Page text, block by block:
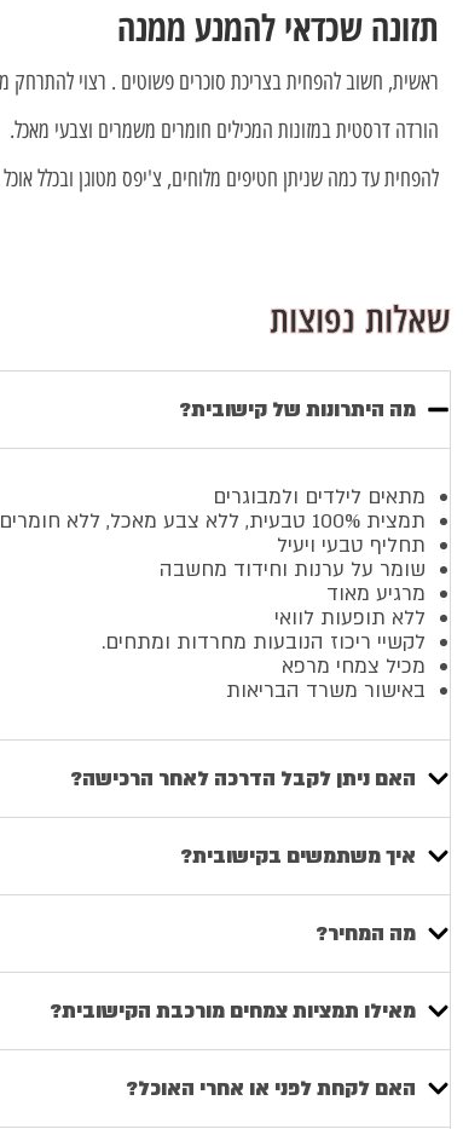
תזונה שכדאי להמנע ממנה
ראשית, חשוב להפחית בצריכת סוכרים פשוטים . רצוי להתרחק
הורדה דרסטית במזונות המכילים חומרים משמרים וצבעי מאכל.
להפחית עד כמה שניתן חטיפים מלוחים, צ'יפס מטוגן ובכלל אוכל
שאלות נפוצות
מה היתרונות של קישובית?
מתאים לילדים ולמבוגרים
תמצית 100% טבעית, ללא צבע מאכל, ללא חומרים משמרים
תחליף טבעי ויעיל
שומר על ערנות וחידוד מחשבה
מרגיע מאוד
ללא תופעות לוואי
לקשיי ריכוז הנובעות מחרדות ומתחים.
מכיל צמחי מרפא
באישור משרד הבריאות
האם ניתן לקבל הדרכה לאחר הרכישה?
איך משתמשים בקישובית?
מה המחיר?
מאילו תמציות צמחים מורכבת הקישובית?
האם לקחת לפני או אחרי האוכל?